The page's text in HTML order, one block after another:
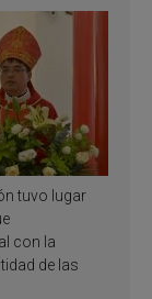
tuvo lugar
con la
de las